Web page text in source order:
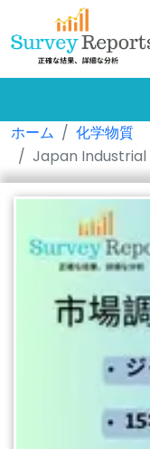
ホーム
化学物質
Japan